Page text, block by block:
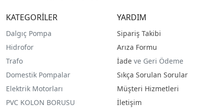
KATEGORİLER
Dalgıç Pompa
Hidrofor
Trafo
Domestik Pompalar
Elektrik Motorları
PVC KOLON BORUSU
YARDIM
Sipariş Takibi
Arıza Formu
İade ve Geri Ödeme
Sıkça Sorulan Sorular
Müşteri Hizmetleri
İletişim